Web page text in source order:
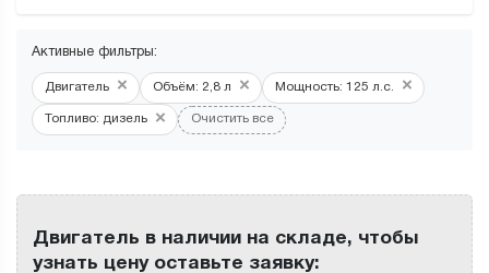
Активные фильтры:
Двигатель × Объём: 2,8 л × Мощность: 125 л.с. ×
Топливо: дизель × Очистить все
Двигатель в наличии на складе, чтобы
узнать цену оставьте заявку: